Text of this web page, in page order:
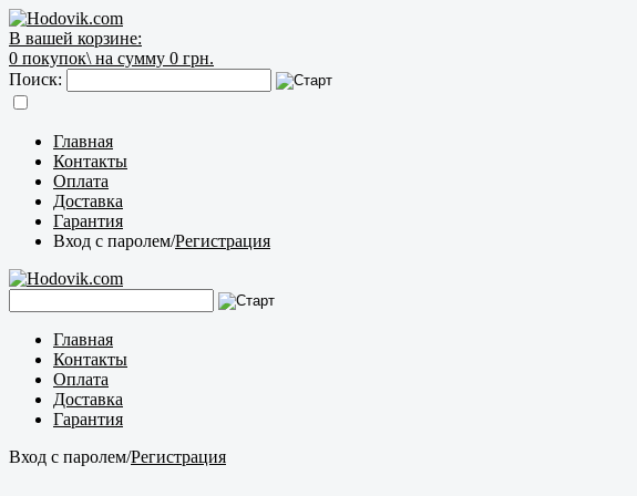
В вашей корзине:
0 покупок\ на сумму 0 грн.
Поиск:
Главная
Контакты
Оплата
Доставка
Гарантия
Вход с паролем/Регистрация
Главная
Контакты
Оплата
Доставка
Гарантия
Вход с паролем/Регистрация